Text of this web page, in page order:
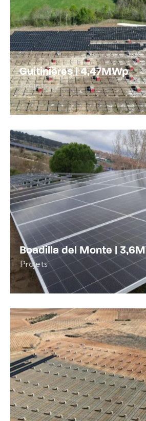
Guitinières | 4,47MWp
Projets
Boadilla del Monte |
Projets